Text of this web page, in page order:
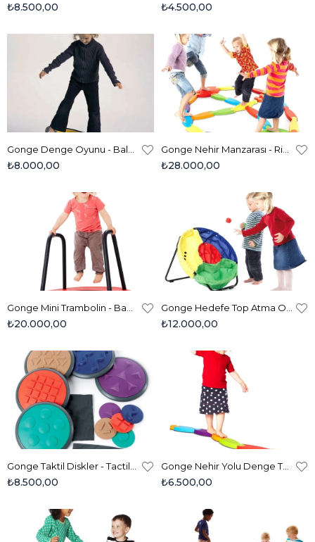
₺8.500,00 ₺4.500,00
₺8.000,00 ₺28.000,00
₺20.000,00 ₺12.000,00
₺8.500,00
Gonge Nehir Yolu Denge Taşları - River 2123
₺6.500,00